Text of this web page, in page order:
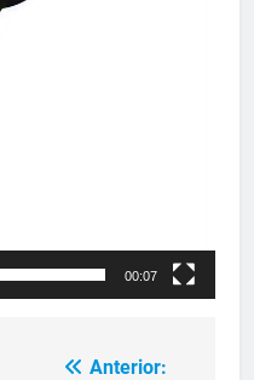
00:07
Anterior: